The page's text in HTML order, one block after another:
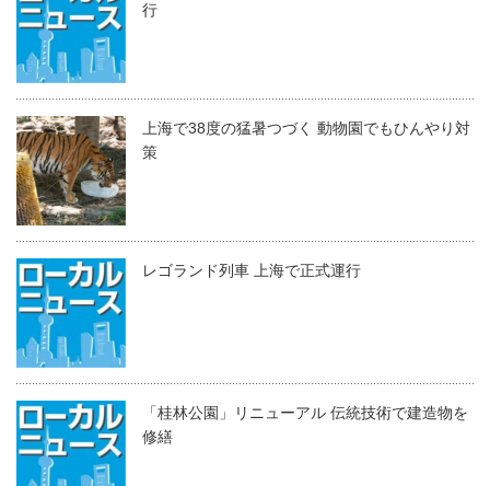
行
上海で38度の猛暑つづく 動物園でもひんやり対
策
レゴランド列車 上海で正式運行
「桂林公園」リニューアル 伝統技術で建造物を
修繕